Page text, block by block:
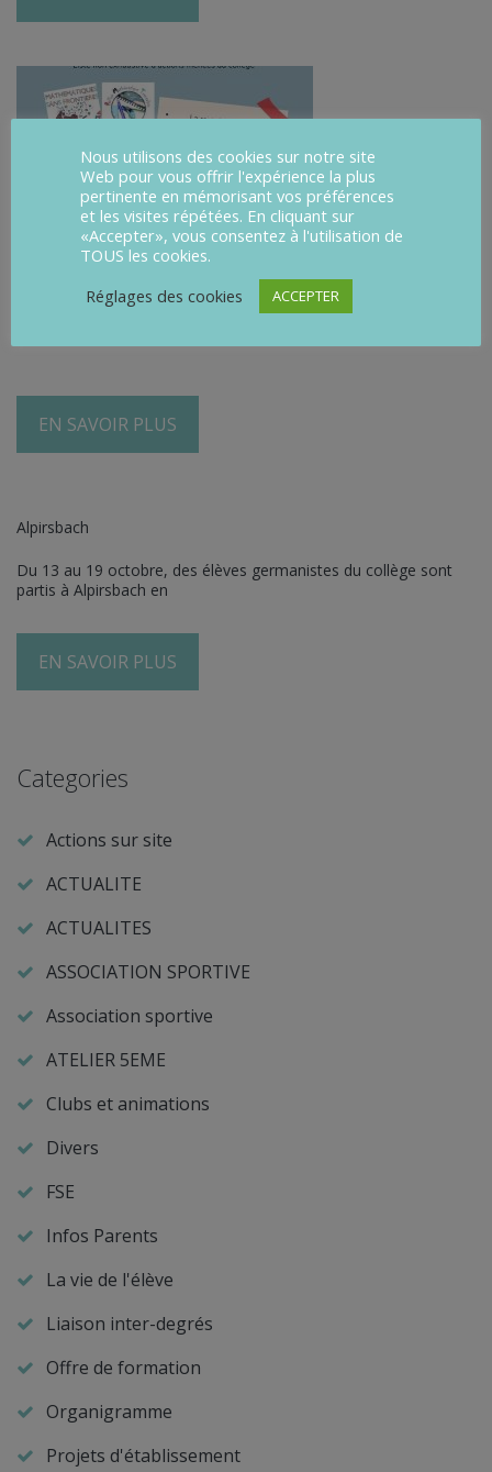
EN SAVOIR PLUS
Alpirsbach
Du 13 au 19 octobre, des élèves germanistes du collège sont
partis à Alpirsbach en
EN SAVOIR PLUS
Categories
Actions sur site
ACTUALITE
ACTUALITES
ASSOCIATION SPORTIVE
Association sportive
ATELIER 5EME
Clubs et animations
Divers
FSE
Infos Parents
La vie de l'élève
Liaison inter-degrés
Offre de formation
Organigramme
Projets d'établissement
Nous utilisons des cookies sur notre site
Web pour vous offrir l'expérience la plus
pertinente en mémorisant vos préférences
et les visites répétées. En cliquant sur
«Accepter», vous consentez à l'utilisation de
TOUS les cookies.
Réglages des cookies
ACCEPTER